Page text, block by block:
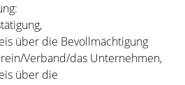
über die Bevollmächtigung
Verband/das Unternehmen,
über die